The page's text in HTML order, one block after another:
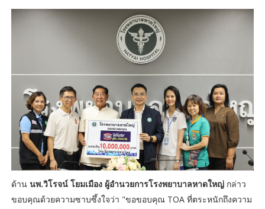
ด้าน นพ.วิโรจน์ โยมเมือง ผู้อำนวยการโรงพยาบาลหาดใหญ่กล่าว
ขอบคุณด้วยความซาบซึ้งใจว่า "ขอขอบคุณ TOA ที่ตระหนักถึงความ